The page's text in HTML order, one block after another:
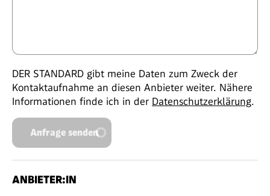
DER STANDARD gibt meine Daten zum Zweck der
Kontaktaufnahme an diesen Anbieter weiter. Nähere
Informationen finde ich in der Datenschutzerklärung.
Anfrage senden
ANBIETER:IN